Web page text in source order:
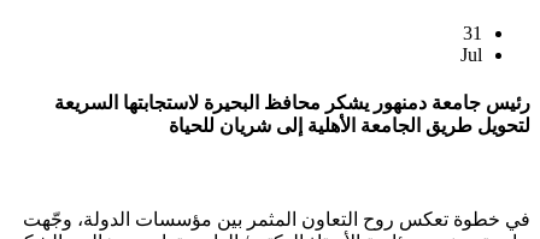
31
Jul
رئيس جامعة دمنهور يشكر محافظ البحيرة لاستجابتها السريعة
لتحويل طريق الجامعة الأهلية إلى شريان للحياة
في خطوة تعكس روح التعاون المثمر بين مؤسسات الدولة، وجّهت